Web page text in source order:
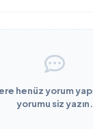
henüz yorum
yorumu siz yazın.